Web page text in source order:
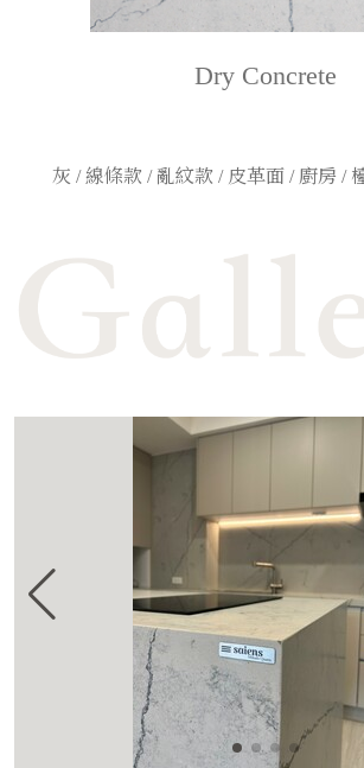
Dry Concrete
灰 / 線條款 / 亂紋款 / 皮革面 / 廚房 /